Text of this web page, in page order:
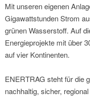
Mit unseren eigenen
Gigawattstunden Strom
grünen Wasserstoff. Auf
Energieprojekte mit über
auf vier Kontinenten.
ENERTRAG steht für die
nachhaltig, sicher,